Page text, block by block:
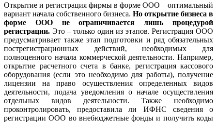
Открытие и регистрация фирмы в форме ООО – оптимальный
вариант начала собственного бизнеса. Но открытие бизнеса в
форме ООО не ограничивается лишь процедурой
регистрации. Это – только один из этапов. Регистрация ООО
предусматривает также этап подготовки и ряд обязательных
пострегистрационных действий, необходимых для
полноценного начала коммерческой деятельности. Например,
открытие расчетного счета в банке, регистрация кассового
оборудования (если это необходимо для работы), получение
лицензии на право осуществления определенных видов
деятельности, подача уведомления о начале осуществления
отдельных видов деятельности. Также необходимо
проконтролировать, предоставила ли ИФНС сведения о
регистрации ООО во внебюджетные фонды и получить коды